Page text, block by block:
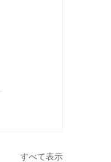
すべて表示